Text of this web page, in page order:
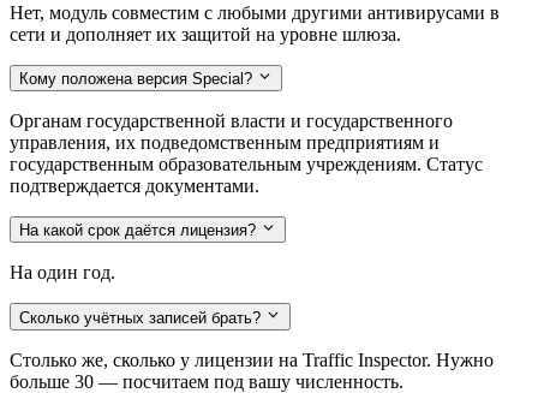
Нет, модуль совместим с любыми другими антивирусами в
сети и дополняет их защитой на уровне шлюза.
Кому положена версия Special?
Органам государственной власти и государственного
управления, их подведомственным предприятиям и
государственным образовательным учреждениям. Статус
подтверждается документами.
На какой срок даётся лицензия?
На один год.
Сколько учётных записей брать?
Столько же, сколько у лицензии на Traffic Inspector. Нужно
больше 30 — посчитаем под вашу численность.